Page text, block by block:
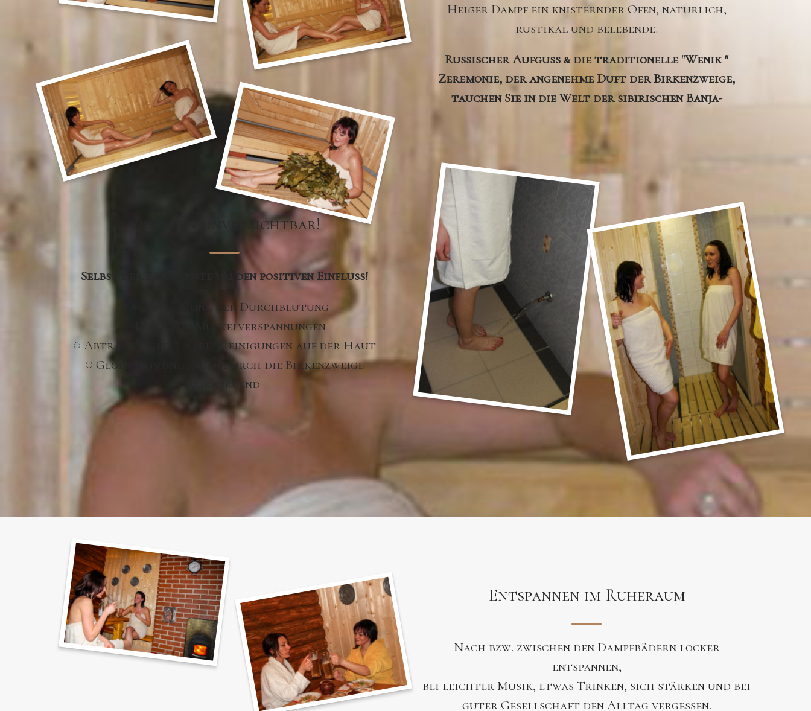
Heißer Dampf ein knisternder Ofen, naturlich,
rustikal und belebende.
Russischer Aufguss & die traditionelle "Wenik "
Zeremonie, der angenehme Duft der Birkenzweige,
tauchen Sie in die Welt der sibirischen Banja-
Quästen unverzichtbar!
Selbst der Zar wusste um den positiven Einfluss!
◌ Verbesserung der Durchblutung
◌ Lösen von Muskelverspannungen
◌ Abtragen tiefer Verunreinigungen auf der Haut
◌ Gegen Entzündungen durch die Birkenzweige
vorwirkend
Entspannen im Ruheraum
Nach bzw. zwischen den Dampfbädern locker
entspannen,
bei leichter Musik, etwas Trinken, sich stärken und bei
guter Gesellschaft den Alltag vergessen.